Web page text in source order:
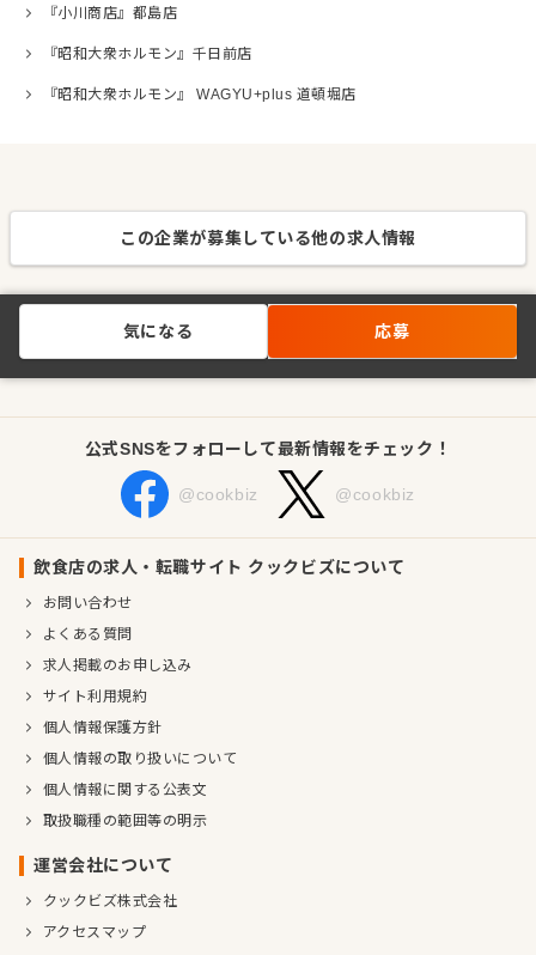
『小川商店』都島店
『昭和大衆ホルモン』千日前店
『昭和大衆ホルモン』 WAGYU+plus 道頓堀店
この企業が募集している他の求人情報
気になる 応募
公式SNSをフォローして最新情報をチェック！
@cookbiz @cookbiz
飲食店の求人・転職サイト クックビズについて
お問い合わせ
よくある質問
求人掲載のお申し込み
サイト利用規約
個人情報保護方針
個人情報の取り扱いについて
個人情報に関する公表文
取扱職種の範囲等の明示
運営会社について
クックビズ株式会社
アクセスマップ